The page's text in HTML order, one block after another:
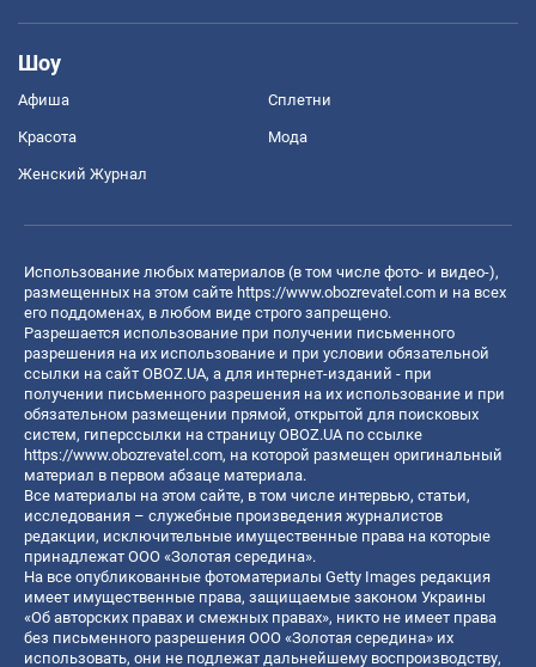
Шоу
Афиша Сплетни
Красота Мода
Женский Журнал
Использование любых материалов (в том числе фото- и видео-),
размещенных на этом сайте https://www.obozrevatel.com и на всех
его поддоменах, в любом виде строго запрещено.
Разрешается использование при получении письменного
разрешения на их использование и при условии обязательной
ссылки на сайт OBOZ.UA, а для интернет-изданий - при
получении письменного разрешения на их использование и при
обязательном размещении прямой, открытой для поисковых
систем, гиперссылки на страницу OBOZ.UA по ссылке
https://www.obozrevatel.com, на которой размещен оригинальный
материал в первом абзаце материала.
Все материалы на этом сайте, в том числе интервью, статьи,
исследования – служебные произведения журналистов
редакции, исключительные имущественные права на которые
принадлежат ООО «Золотая середина».
На все опубликованные фотоматериалы Getty Images редакция
имеет имущественные права, защищаемые законом Украины
«Об авторских правах и смежных правах», никто не имеет права
без письменного разрешения ООО «Золотая середина» их
использовать, они не подлежат дальнейшему воспроизводству,